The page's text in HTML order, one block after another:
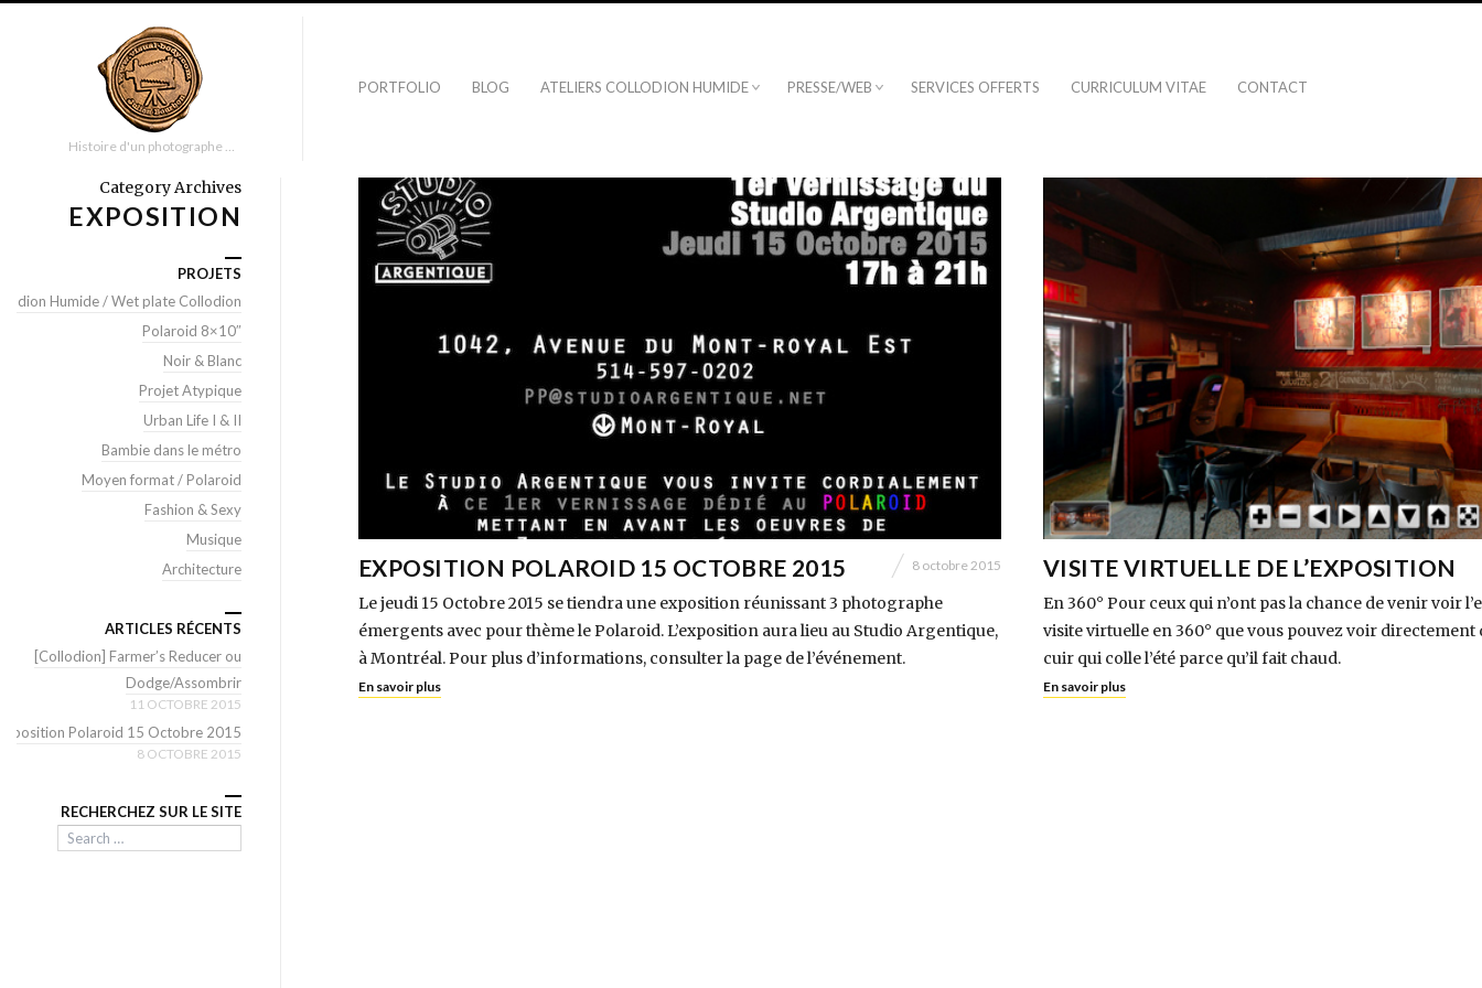
Histoire d'un photographe …
PORTFOLIO BLOG ATELIERS COLLODION HUMIDE PRESSE/WEB SERVICES OFFERTS CURRICULUM VITAE CONTACT
EXPOSITION POLAROID 15 OCTOBRE 2015 8 octobre 2015
Le jeudi 15 Octobre 2015 se tiendra une exposition réunissant 3 photographe
émergents avec pour thème le Polaroid. L’exposition aura lieu au Studio Argentique,
à Montréal. Pour plus d’informations, consulter la page de l’événement.
En savoir plus
VISITE VIRTUELLE DE L’EXPOSITION
En 360° Pour ceux qui n’ont pas la chance de venir voir
visite virtuelle en 360° que vous pouvez voir
cuir qui colle l’été parce qu’il fait chaud.
En savoir plus
Category Archives
EXPOSITION
PROJETS
Humide / Wet plate Collodion
Polaroid 8×10″
Noir & Blanc
Projet Atypique
Urban Life I & II
Bambie dans le métro
Moyen format / Polaroid
Fashion & Sexy
Musique
Architecture
ARTICLES RÉCENTS
[Collodion] Farmer’s Reducer ou
Dodge/Assombrir
11 OCTOBRE 2015
Polaroid 15 Octobre 2015
8 OCTOBRE 2015
RECHERCHEZ SUR LE SITE